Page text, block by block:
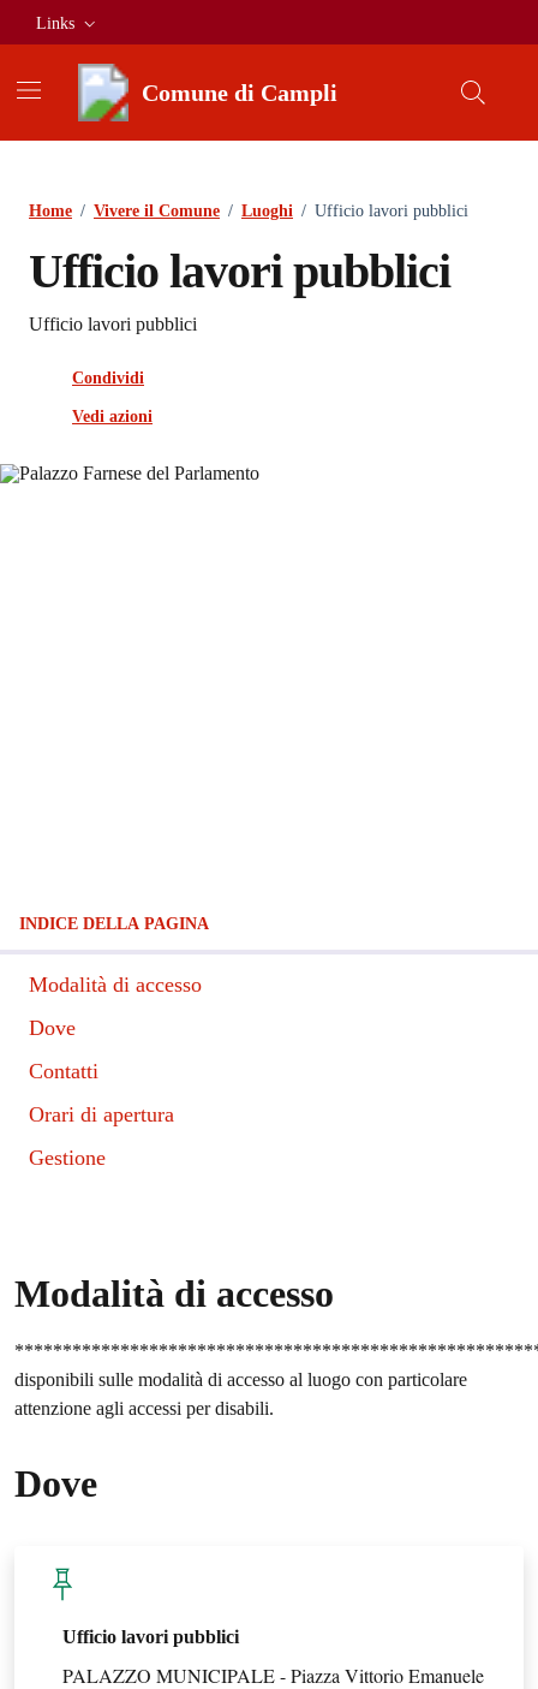
Vai ai contenuti
Vai al footer
Links
Comune di Campli
Home / Vivere il Comune / Luoghi / Ufficio lavori pubblici
Ufficio lavori pubblici
Ufficio lavori pubblici
Condividi
Vedi azioni
INDICE DELLA PAGINA
Modalità di accesso
Dove
Contatti
Orari di apertura
Gestione
Modalità di accesso
disponibili sulle modalità di accesso al luogo con particolare
attenzione agli accessi per disabili.
Dove
Ufficio lavori pubblici
PALAZZO MUNICIPALE - Piazza Vittorio Emanuele